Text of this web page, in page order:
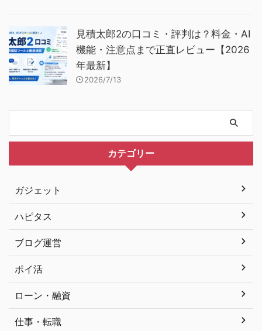
見積太郎2の口コミ・評判は？料金・AI
機能・注意点まで正直レビュー【2026
年最新】
2026/7/13
カテゴリー
ガジェット
ハピタス
ブログ運営
ポイ活
ローン・融資
仕事・転職